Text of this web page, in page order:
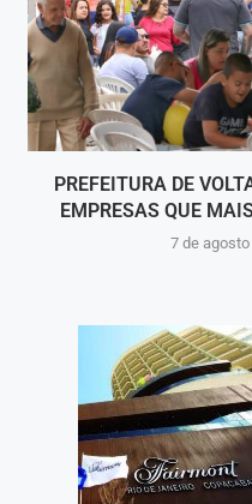
PREFEITURA DE
EMPRESAS QUE
7 de